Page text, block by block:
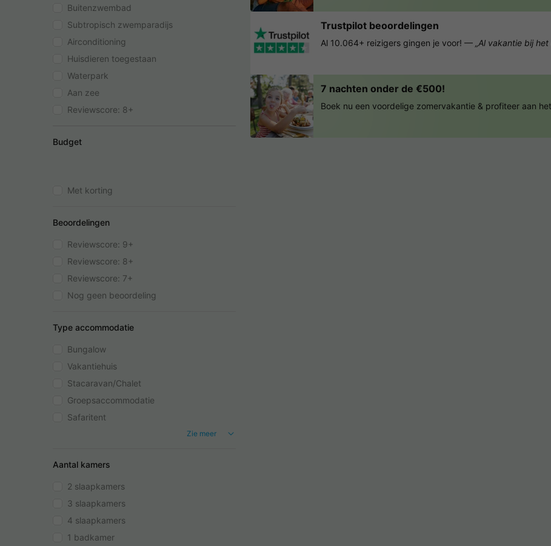
Buitenzwembad
Subtropisch zwemparadijs
Airconditioning
Huisdieren toegestaan
Waterpark
Aan zee
Reviewscore: 8+
Budget
Met korting
Beoordelingen
Reviewscore: 9+
Reviewscore: 8+
Reviewscore: 7+
Nog geen beoordeling
Type accommodatie
Bungalow
Vakantiehuis
Stacaravan/Chalet
Groepsaccommodatie
Safaritent
Zie meer
Aantal kamers
2 slaapkamers
3 slaapkamers
4 slaapkamers
1 badkamer
Trustpilot beoordelingen
Al 10.064+ reizigers gingen je voor! — „Al vakantie bij het
7 nachten onder de €500!
Boek nu een voordelige zomervakantie & profiteer aan